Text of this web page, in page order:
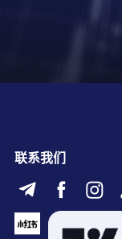
联系我们